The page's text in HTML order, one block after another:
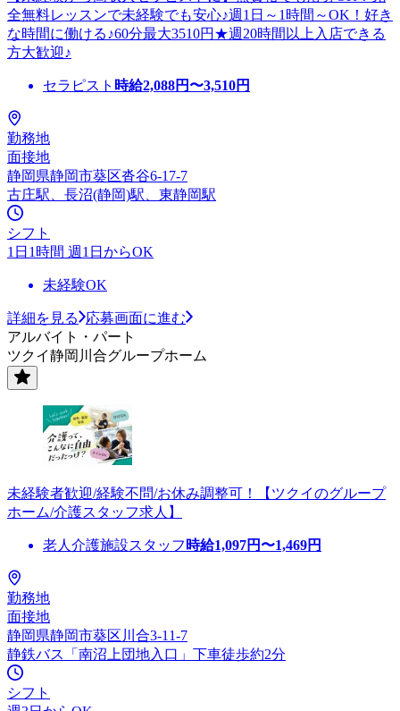
全無料レッスンで未経験でも安心♪週1日～1時間～OK！好き
な時間に働ける♪60分最大3510円★週20時間以上入店できる
方大歓迎♪
セラピスト 時給2,088円〜3,510円
勤務地
面接地
静岡県静岡市葵区沓谷6-17-7
古庄駅、長沼(静岡)駅、東静岡駅
シフト
1日1時間 週1日からOK
未経験OK
詳細を見る
応募画面に進む
アルバイト・パート
ツクイ静岡川合グループホーム
未経験者歓迎/経験不問/お休み調整可！【ツクイのグループ
ホーム/介護スタッフ求人】
老人介護施設スタッフ 時給1,097円〜1,469円
勤務地
面接地
静岡県静岡市葵区川合3-11-7
静鉄バス「南沼上団地入口」下車徒歩約2分
シフト